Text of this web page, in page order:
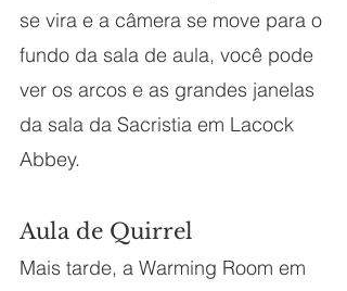
se vira e a câmera se move para o
fundo da sala de aula, você pode
ver os arcos e as grandes janelas
da sala da Sacristia em Lacock
Abbey.
Aula de Quirrel
Mais tarde, a Warming Room em